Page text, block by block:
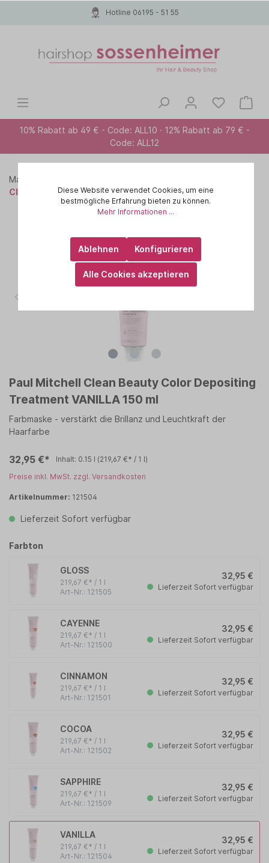
Hotline 06195 - 51 55
10% Rabatt ab 49 € - Code: ALL10 · 12% Rabatt ab 79 € -
Code: ALL12
Marken A-Z
Clean Beauty Color Protect
Paul Mitchell Clean Beauty Color Depositing
Treatment VANILLA 150 ml
Farbmaske - verstärkt die Brillanz und Leuchtkraft der
Haarfarbe
32,95 €* Inhalt: 0.15 l (219,67 €* / 1 l)
Preise inkl. MwSt. zzgl. Versandkosten
Artikelnummer: 121504
Lieferzeit Sofort verfügbar
Farbton
GLOSS
219,67 €* / 1 l
Art-Nr.: 121505
32,95 €
Lieferzeit Sofort verfügbar
CAYENNE
219,67 €* / 1 l
Art-Nr.: 121500
32,95 €
Lieferzeit Sofort verfügbar
CINNAMON
219,67 €* / 1 l
Art-Nr.: 121501
32,95 €
Lieferzeit Sofort verfügbar
COCOA
219,67 €* / 1 l
Art-Nr.: 121502
32,95 €
Lieferzeit Sofort verfügbar
SAPPHIRE
219,67 €* / 1 l
Art-Nr.: 121509
32,95 €
Lieferzeit Sofort verfügbar
VANILLA
219,67 €* / 1 l
Art-Nr.: 121504
32,95 €
Lieferzeit Sofort verfügbar
Diese Website verwendet Cookies, um eine
bestmögliche Erfahrung bieten zu können.
Mehr Informationen ...
Ablehnen Konfigurieren
Alle Cookies akzeptieren